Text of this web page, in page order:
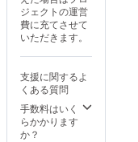
クで事
前交
流・終
了後の
画共
有。
《追加
につい
て》
ジェクトの運営
費に充てさせて
いただきます。
支援に関するよ
くある質問
手数料はいく
らかかります
か？